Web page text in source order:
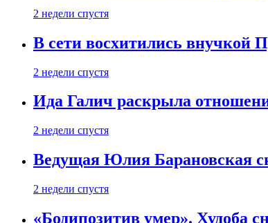
2 недели спустя
В сети восхитились внучкой
2 недели спустя
Ида Галич раскрыла
2 недели спустя
Ведущая Юлия Барановская
2 недели спустя
«Бодипозитив умер». Худоба